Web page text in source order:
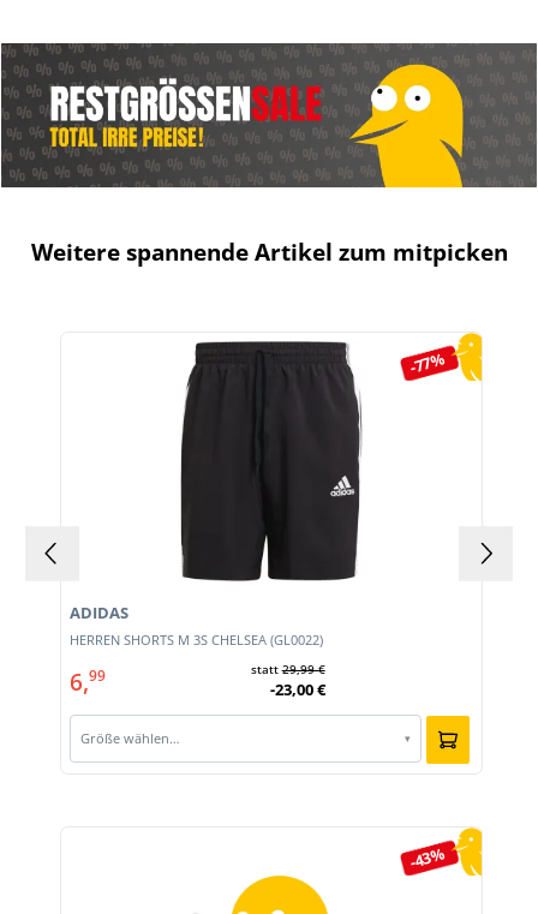
Weitere spannende Artikel zum mitpicken
Produktgalerie überspringen
-77%
HERREN SHORTS M 3S CHELSEA (GL0022)
ADIDAS
6,99 statt29,99 €
-23,00 €
Größe wählen… ▾
-43%